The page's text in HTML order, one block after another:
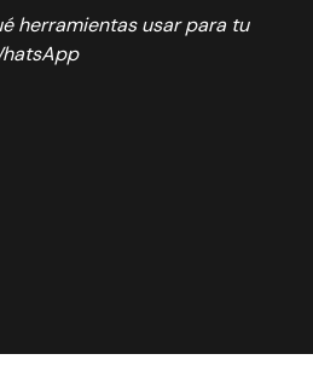
herramientas usar para tu